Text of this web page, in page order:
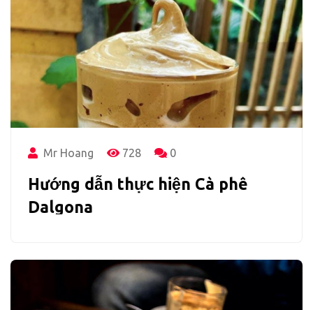
Mr Hoang 728 0
Hướng dẫn thực hiện Cà phê
Dalgona